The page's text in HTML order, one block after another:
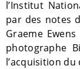
l’Institut
par des notes
Graeme
photographe
l’acquisition du